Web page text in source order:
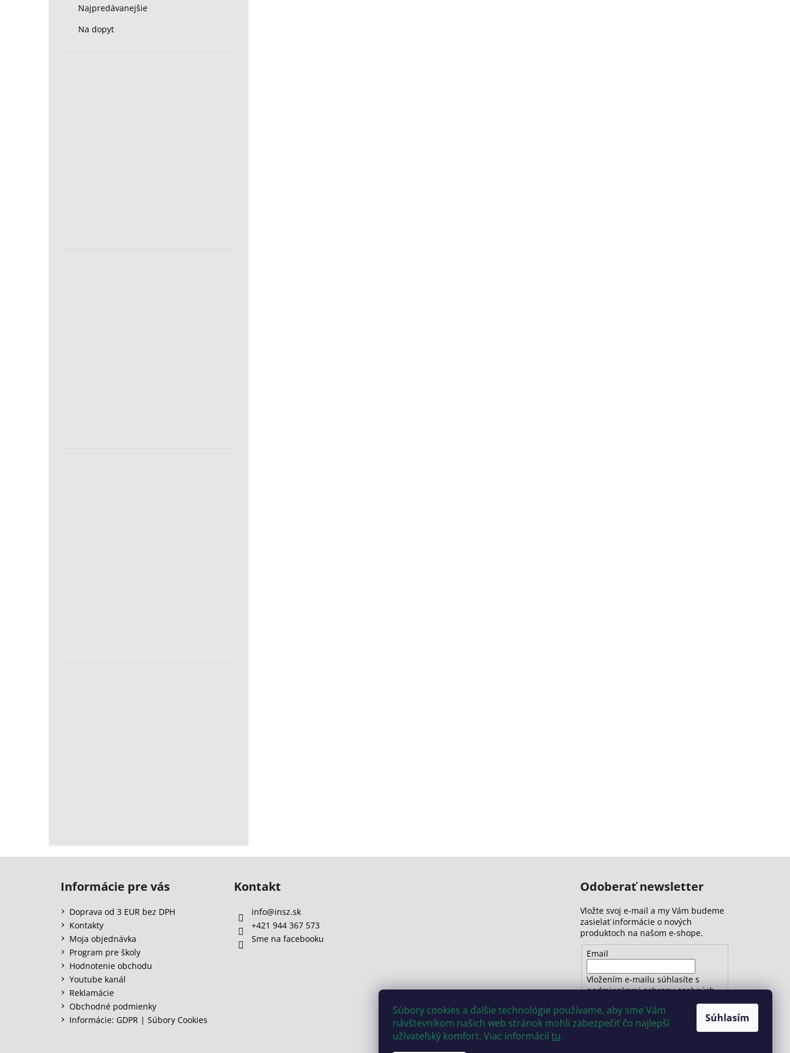
Súbory cookies a ďalšie technológie používame, aby sme Vám
návštevníkom našich web stránok mohli zabezpečiť čo najlepší
užívateľský komfort. Viac informáciítu.
Súhlasím
Najpredávanejšie
Na dopyt
Informácie pre vás
Doprava od 3 EUR bez DPH
Kontakty
Moja objednávka
Program pre školy
Hodnotenie obchodu
Youtube kanál
Reklamácie
Obchodné podmienky
Informácie: GDPR | Súbory Cookies
Kontakt
info@insz.sk
+421 944 367 573
Sme na facebooku
Odoberať newsletter
Vložte svoj e-mail a my Vám budeme
zasielať informácie o nových
produktoch na našom e-shope.
Email
Vložením e-mailu súhlasíte s
podmienkami ochrany osobných
PRIHLÁSIŤ SA